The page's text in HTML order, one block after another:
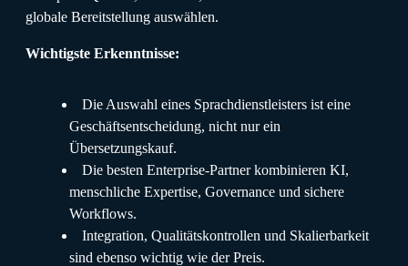
globale Bereitstellung auswählen.
Wichtigste Erkenntnisse:
Die Auswahl eines Sprachdienstleisters ist eine
Geschäftsentscheidung, nicht nur ein
Übersetzungskauf.
Die besten Enterprise-Partner kombinieren KI,
menschliche Expertise, Governance und sichere
Workflows.
Integration, Qualitätskontrollen und Skalierbarkeit
sind ebenso wichtig wie der Preis.